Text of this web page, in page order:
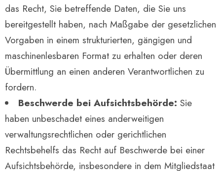
das Recht, Sie betreffende Daten, die Sie uns
bereitgestellt haben, nach Maßgabe der gesetzlichen
Vorgaben in einem strukturierten, gängigen und
maschinenlesbaren Format zu erhalten oder deren
Übermittlung an einen anderen Verantwortlichen zu
fordern.
Beschwerde bei Aufsichtsbehörde: Sie
haben unbeschadet eines anderweitigen
verwaltungsrechtlichen oder gerichtlichen
Rechtsbehelfs das Recht auf Beschwerde bei einer
Aufsichtsbehörde, insbesondere in dem Mitgliedstaat